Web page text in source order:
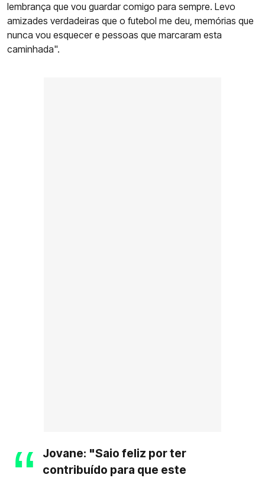
lembrança que vou guardar comigo para sempre. Levo
amizades verdadeiras que o futebol me deu, memórias que
nunca vou esquecer e pessoas que marcaram esta
caminhada".
Jovane: "Saio feliz por ter
contribuído para que este